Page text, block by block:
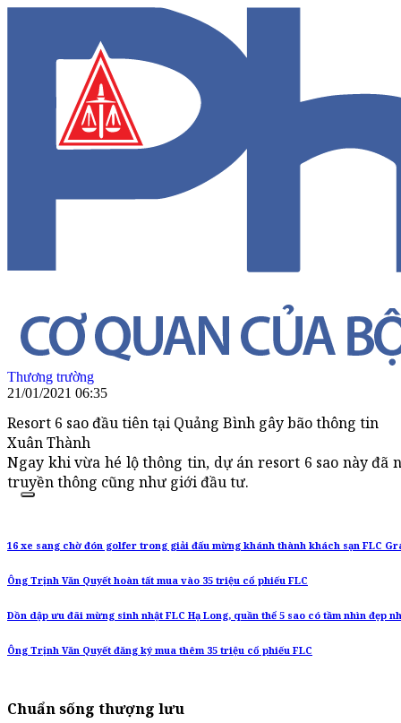
Thương trường
21/01/2021 06:35
Resort 6 sao đầu tiên tại Quảng Bình gây bão thông tin
Xuân Thành
Ngay khi vừa hé lộ thông tin, dự án resort 6 sao này đã
truyền thông cũng như giới đầu tư.
16 xe sang chờ đón golfer trong giải đấu mừng khánh thành khách sạn FLC
Ông Trịnh Văn Quyết hoàn tất mua vào 35 triệu cổ phiếu FLC
Dồn dập ưu đãi mừng sinh nhật FLC Hạ Long, quần thể 5 sao có tầm nhìn đẹp
Ông Trịnh Văn Quyết đăng ký mua thêm 35 triệu cổ phiếu FLC
Chuẩn sống thượng lưu